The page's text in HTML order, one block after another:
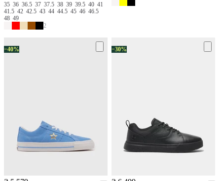
35 36 36.5 37 37.5 38 39 39.5 40 41
41.5 42 42.5 43 44 44.5 45 46 46.5
48 49
2
−40% −30%